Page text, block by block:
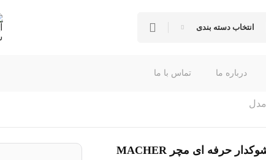
انتخاب دسته بندی
درباره ما تماس با ما
دسته بازی سیم دار دوبل شوکدار حرفه ای مچر MACHER مدل
دسته بازی سیم دار دوبل شوکدار حرفه ای مچر MACHER